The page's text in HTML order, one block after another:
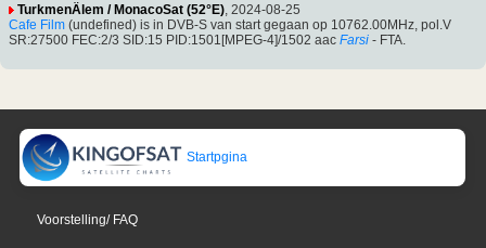
TurkmenÄlem / MonacoSat (52°E) , 2024-08-25
Cafe Film (undefined) is in DVB-S van start gegaan op 10762.00MHz, pol.V
SR:27500 FEC:2/3 SID:15 PID:1501[MPEG-4]/1502 aac Farsi - FTA.
Startpgina
Voorstelling/ FAQ